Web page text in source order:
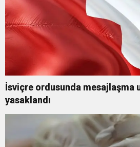
İsviçre ordusunda mesajlaşma
yasaklandı